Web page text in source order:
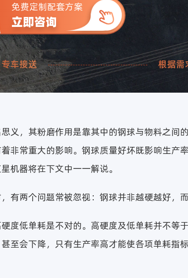
免费定制配套方案
立即咨询
车接送 根据需
义，其粉磨作用是靠其中的钢球与物料之间
非常重大的影响。钢球质量好坏既影响生产
机器将在下文中一一解说。
有两个问题常被忽视：钢球并非越硬越好，
度低单耗是不对的。高硬度及低单耗并不等
至会下降，只有生产率高才能使各项单耗指